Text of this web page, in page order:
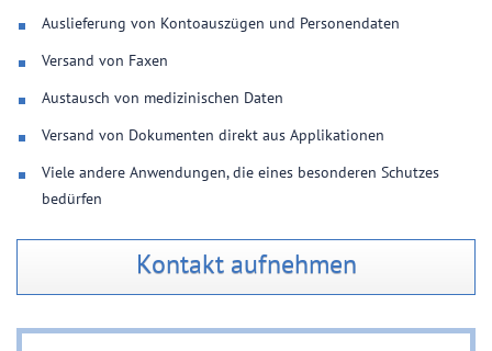
Auslieferung von Kontoauszügen und Personendaten
Versand von Faxen
Austausch von medizinischen Daten
Versand von Dokumenten direkt aus Applikationen
Viele andere Anwendungen, die eines besonderen Schutzes
bedürfen
Kontakt aufnehmen